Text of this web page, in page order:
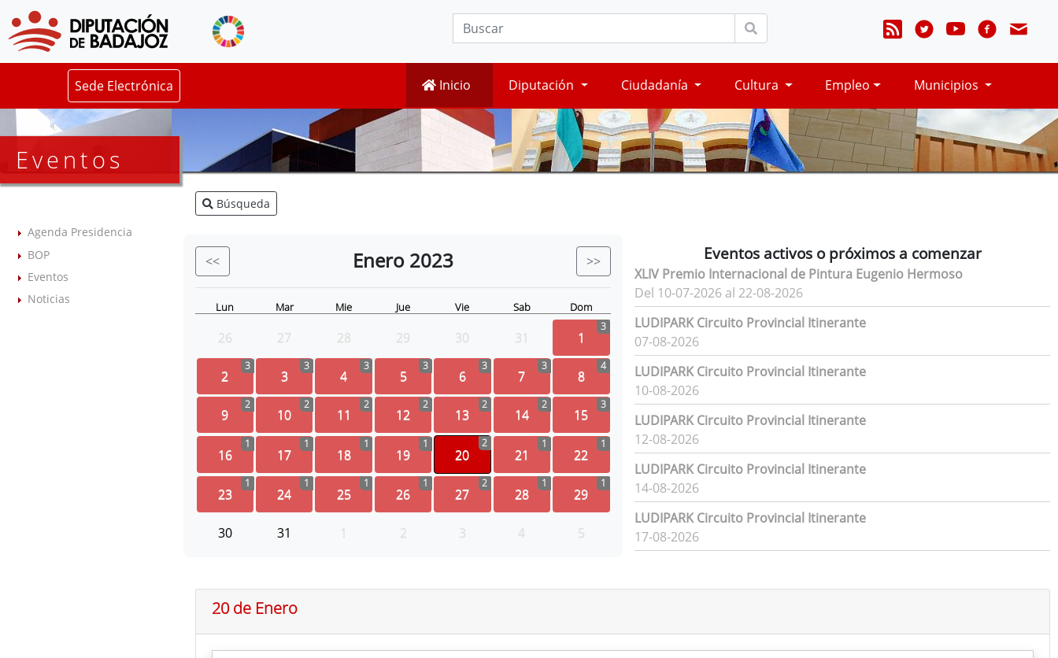
Sede Electrónica Inicio Diputación Ciudadanía Cultura Empleo Municipios
Eventos
Agenda Presidencia
BOP
Eventos
Noticias
Búsqueda
<< Enero 2023 >>
Lun Mar Mie Jue Vie Sab Dom
26 27 28 29 30 31 1
3
2
3
3
3
4
3
5
3
6
3
7
3
8
4
9
2
10
2
11
2
12
2
13
2
14
2
15
3
16
1
17
1
18
1
19
1
20
2
21
1
22
1
23
1
24
1
25
1
26
1
27
2
28
1
29
1
30 31 1 2 3 4 5
Eventos activos o próximos a comenzar
XLIV Premio Internacional de Pintura Eugenio Hermoso
Del 10-07-2026 al 22-08-2026
LUDIPARK Circuito Provincial Itinerante
07-08-2026
LUDIPARK Circuito Provincial Itinerante
10-08-2026
LUDIPARK Circuito Provincial Itinerante
12-08-2026
LUDIPARK Circuito Provincial Itinerante
14-08-2026
LUDIPARK Circuito Provincial Itinerante
17-08-2026
20 de Enero